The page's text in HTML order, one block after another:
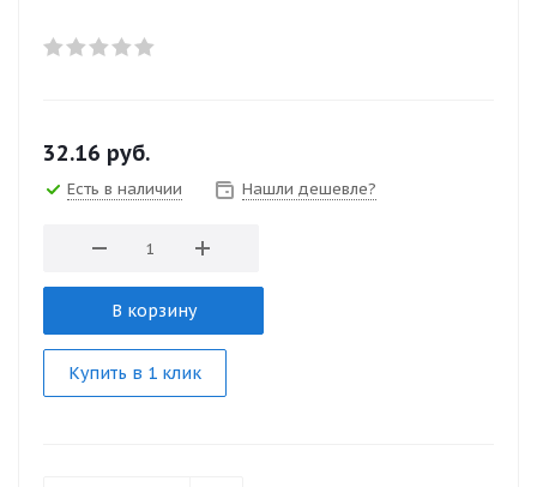
32.16 руб.
Есть в наличии Нашли дешевле?
В корзину
Купить в 1 клик